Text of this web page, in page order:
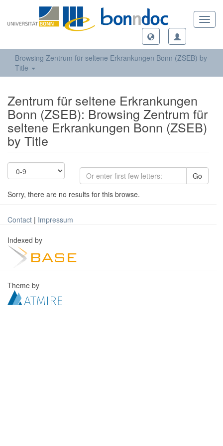
Browsing Zentrum für seltene Erkrankungen Bonn (ZSEB) by
Title
Zentrum für seltene Erkrankungen
Bonn (ZSEB): Browsing Zentrum für
seltene Erkrankungen Bonn (ZSEB)
by Title
Go
Sorry, there are no results for this browse.
Contact | Impressum
Indexed by
Theme by